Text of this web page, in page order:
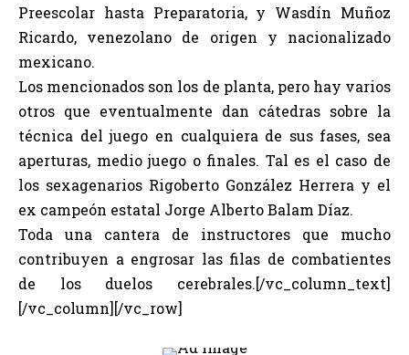
Preescolar hasta Preparatoria, y Wasdín Muñoz
Ricardo, venezolano de origen y nacionalizado
mexicano.
Los mencionados son los de planta, pero hay varios
otros que eventualmente dan cátedras sobre la
técnica del juego en cualquiera de sus fases, sea
aperturas, medio juego o finales. Tal es el caso de
los sexagenarios Rigoberto González Herrera y el
ex campeón estatal Jorge Alberto Balam Díaz.
Toda una cantera de instructores que mucho
contribuyen a engrosar las filas de combatientes
de los duelos cerebrales.[/vc_column_text]
[/vc_column][/vc_row]